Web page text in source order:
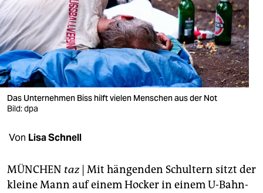
berlin
nord
wahrheit
verlag
verlag
veranstaltungen
fragen & hilfe
Das Unternehmen Biss hilft vielen Menschen aus der Not
Bild: dpa
Von Lisa Schnell
MÜNCHEN taz| Mit hängenden Schultern sitzt der
kleine Mann auf einem Hocker in einem U-Bahn-